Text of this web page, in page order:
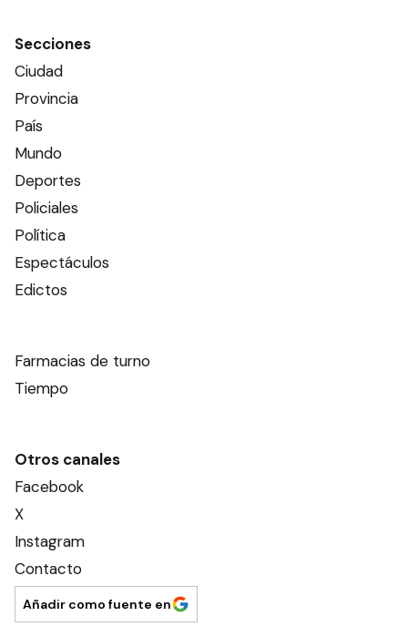
Secciones
Ciudad
Provincia
País
Mundo
Deportes
Policiales
Política
Espectáculos
Edictos
Farmacias de turno
Tiempo
Otros canales
Facebook
X
Instagram
Contacto
Añadir como fuente en